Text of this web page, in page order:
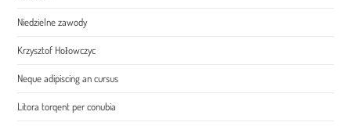
Niedzielne zawody
Krzysztof Hołowczyc
Neque adipiscing an cursus
Litora torqent per conubia